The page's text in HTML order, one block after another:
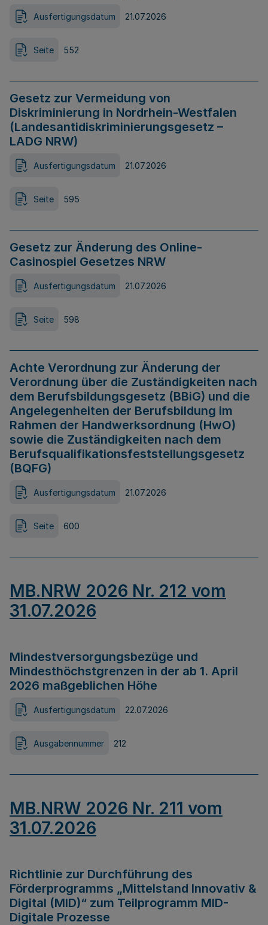
Ausfertigungsdatum 21.07.2026
Seite 552
Gesetz zur Vermeidung von
Diskriminierung in Nordrhein-Westfalen
(Landesantidiskriminierungsgesetz –
LADG NRW)
Ausfertigungsdatum 21.07.2026
Seite 595
Gesetz zur Änderung des Online-
Casinospiel Gesetzes NRW
Ausfertigungsdatum 21.07.2026
Seite 598
Achte Verordnung zur Änderung der
Verordnung über die Zuständigkeiten nach
dem Berufsbildungsgesetz (BBiG) und die
Angelegenheiten der Berufsbildung im
Rahmen der Handwerksordnung (HwO)
sowie die Zuständigkeiten nach dem
Berufsqualifikationsfeststellungsgesetz
(BQFG)
Ausfertigungsdatum 21.07.2026
Seite 600
MB.NRW 2026 Nr. 212 vom
31.07.2026
Mindestversorgungsbezüge und
Mindesthöchstgrenzen in der ab 1. April
2026 maßgeblichen Höhe
Ausfertigungsdatum 22.07.2026
Ausgabennummer 212
MB.NRW 2026 Nr. 211 vom
31.07.2026
Richtlinie zur Durchführung des
Förderprogramms „Mittelstand Innovativ &
Digital (MID)“ zum Teilprogramm MID-
Digitale Prozesse